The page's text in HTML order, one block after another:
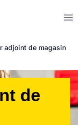
adjoint de magasin
de